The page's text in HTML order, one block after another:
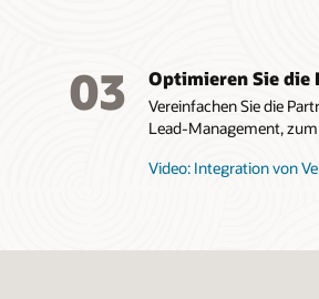
03 Optimieren Sie die
Vereinfachen Sie die
Lead-Management,
Video: Integration von